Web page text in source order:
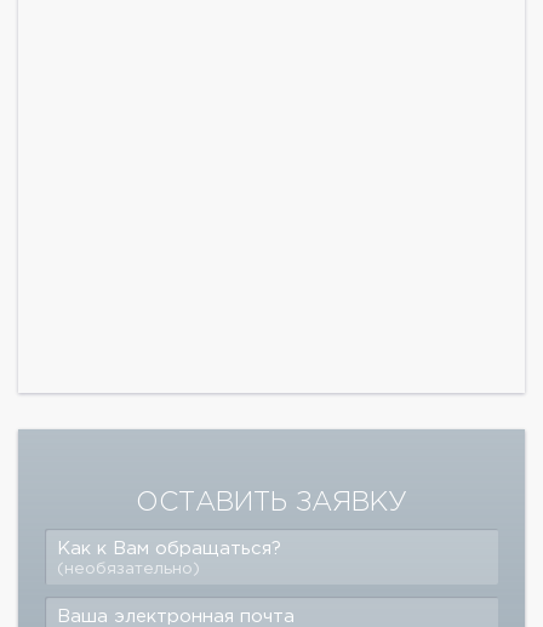
ОСТАВИТЬ ЗАЯВКУ
Как к Вам обращаться?
(необязательно)
Ваша электронная почта